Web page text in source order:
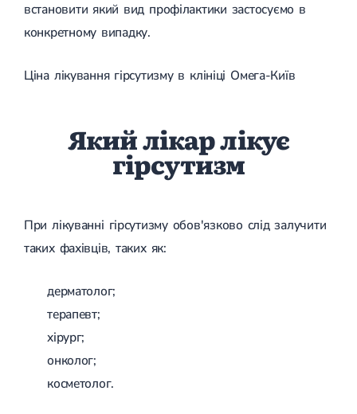
встановити який вид профілактики застосуємо в
конкретному випадку.
Ціна лікування гірсутизму в клініці Омега-Київ
Який лікар лікує
гірсутизм
При лікуванні гірсутизму обов'язково слід залучити
таких фахівців, таких як:
дерматолог;
терапевт;
хірург;
онколог;
косметолог.